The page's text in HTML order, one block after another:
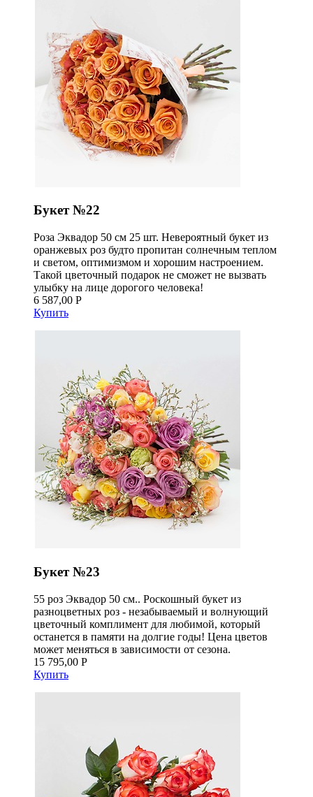
Букет №22
Роза Эквадор 50 см 25 шт. Невероятный букет из
оранжевых роз будто пропитан солнечным теплом
и светом, оптимизмом и хорошим настроением.
Такой цветочный подарок не сможет не вызвать
улыбку на лице дорогого человека!
6 587,00 Р
Купить
Букет №23
55 роз Эквадор 50 см.. Роскошный букет из
разноцветных роз - незабываемый и волнующий
цветочный комплимент для любимой, который
останется в памяти на долгие годы! Цена цветов
может меняться в зависимости от сезона.
15 795,00 Р
Купить